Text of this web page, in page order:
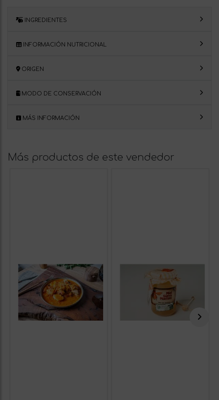
INGREDIENTES
INFORMACIÓN NUTRICIONAL
ORIGEN
MODO DE CONSERVACIÓN
MÁS INFORMACIÓN
Más productos de este vendedor